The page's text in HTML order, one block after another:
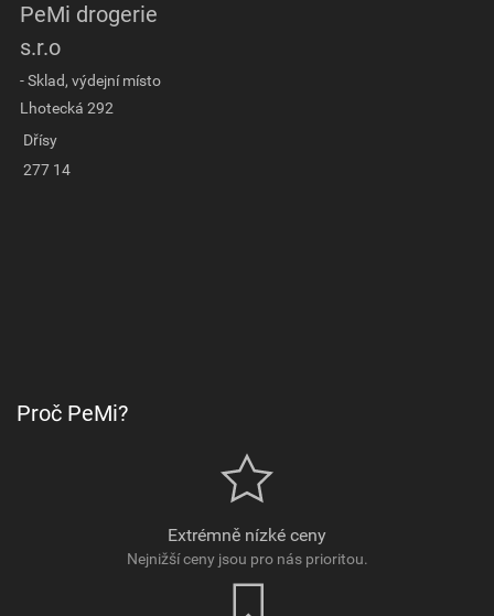
PeMi drogerie
s.r.o
- Sklad, výdejní místo
Lhotecká 292
Dřísy
277 14
Proč PeMi?
Extrémně nízké ceny
Nejnižší ceny jsou pro nás prioritou.